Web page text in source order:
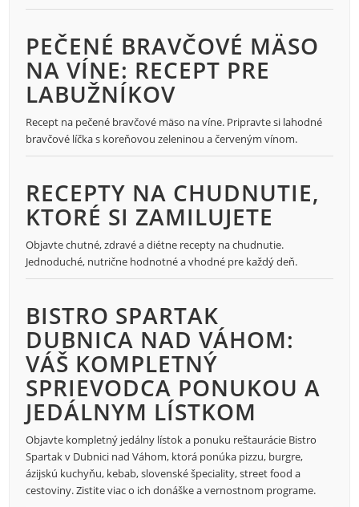
PEČENÉ BRAVČOVÉ MÄSO
NA VÍNE: RECEPT PRE
LABUŽNÍKOV
Recept na pečené bravčové mäso na víne. Pripravte si lahodné
bravčové líčka s koreňovou zeleninou a červeným vínom.
RECEPTY NA CHUDNUTIE,
KTORÉ SI ZAMILUJETE
Objavte chutné, zdravé a diétne recepty na chudnutie.
Jednoduché, nutrične hodnotné a vhodné pre každý deň.
BISTRO SPARTAK
DUBNICA NAD VÁHOM:
VÁŠ KOMPLETNÝ
SPRIEVODCA PONUKOU A
JEDÁLNYM LÍSTKOM
Objavte kompletný jedálny lístok a ponuku reštaurácie Bistro
Spartak v Dubnici nad Váhom, ktorá ponúka pizzu, burgre,
ázijskú kuchyňu, kebab, slovenské špeciality, street food a
cestoviny. Zistite viac o ich donáške a vernostnom programe.